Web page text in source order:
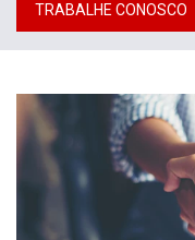
TRABALHE CONOSCO